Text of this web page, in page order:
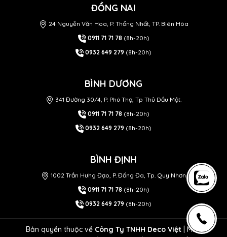
ĐỒNG NAI
24 Nguyễn Văn Hoa, P. Thống Nhất, TP. Biên Hòa
0911 71 71 78 (8h-20h)
0932 649 279 (8h-20h)
BÌNH DƯƠNG
341 Đường 30/4, P. Phú Thọ, Tp Thủ Dầu Một.
0911 71 71 78 (8h-20h)
0932 649 279 (8h-20h)
BÌNH ĐỊNH
1002 Trần Hưng Đạo, P. Đống Đa, Tp. Quy Nhơn
0911 71 71 78 (8h-20h)
0932 649 279 (8h-20h)
Bản quyền thuộc về Công Ty TNHH Deco Việt | MST